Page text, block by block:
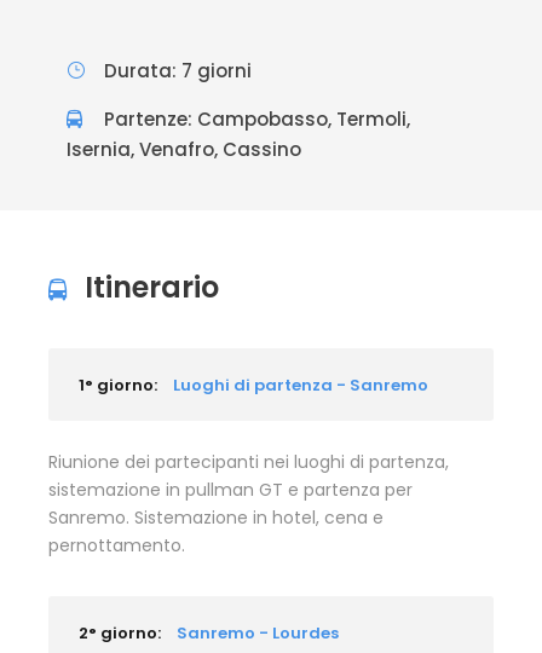
Durata: 7 giorni
Partenze: Campobasso, Termoli,
Isernia, Venafro, Cassino
Itinerario
1° giorno: Luoghi di partenza - Sanremo
Riunione dei partecipanti nei luoghi di partenza,
sistemazione in pullman GT e partenza per
Sanremo. Sistemazione in hotel, cena e
pernottamento.
2° giorno: Sanremo - Lourdes